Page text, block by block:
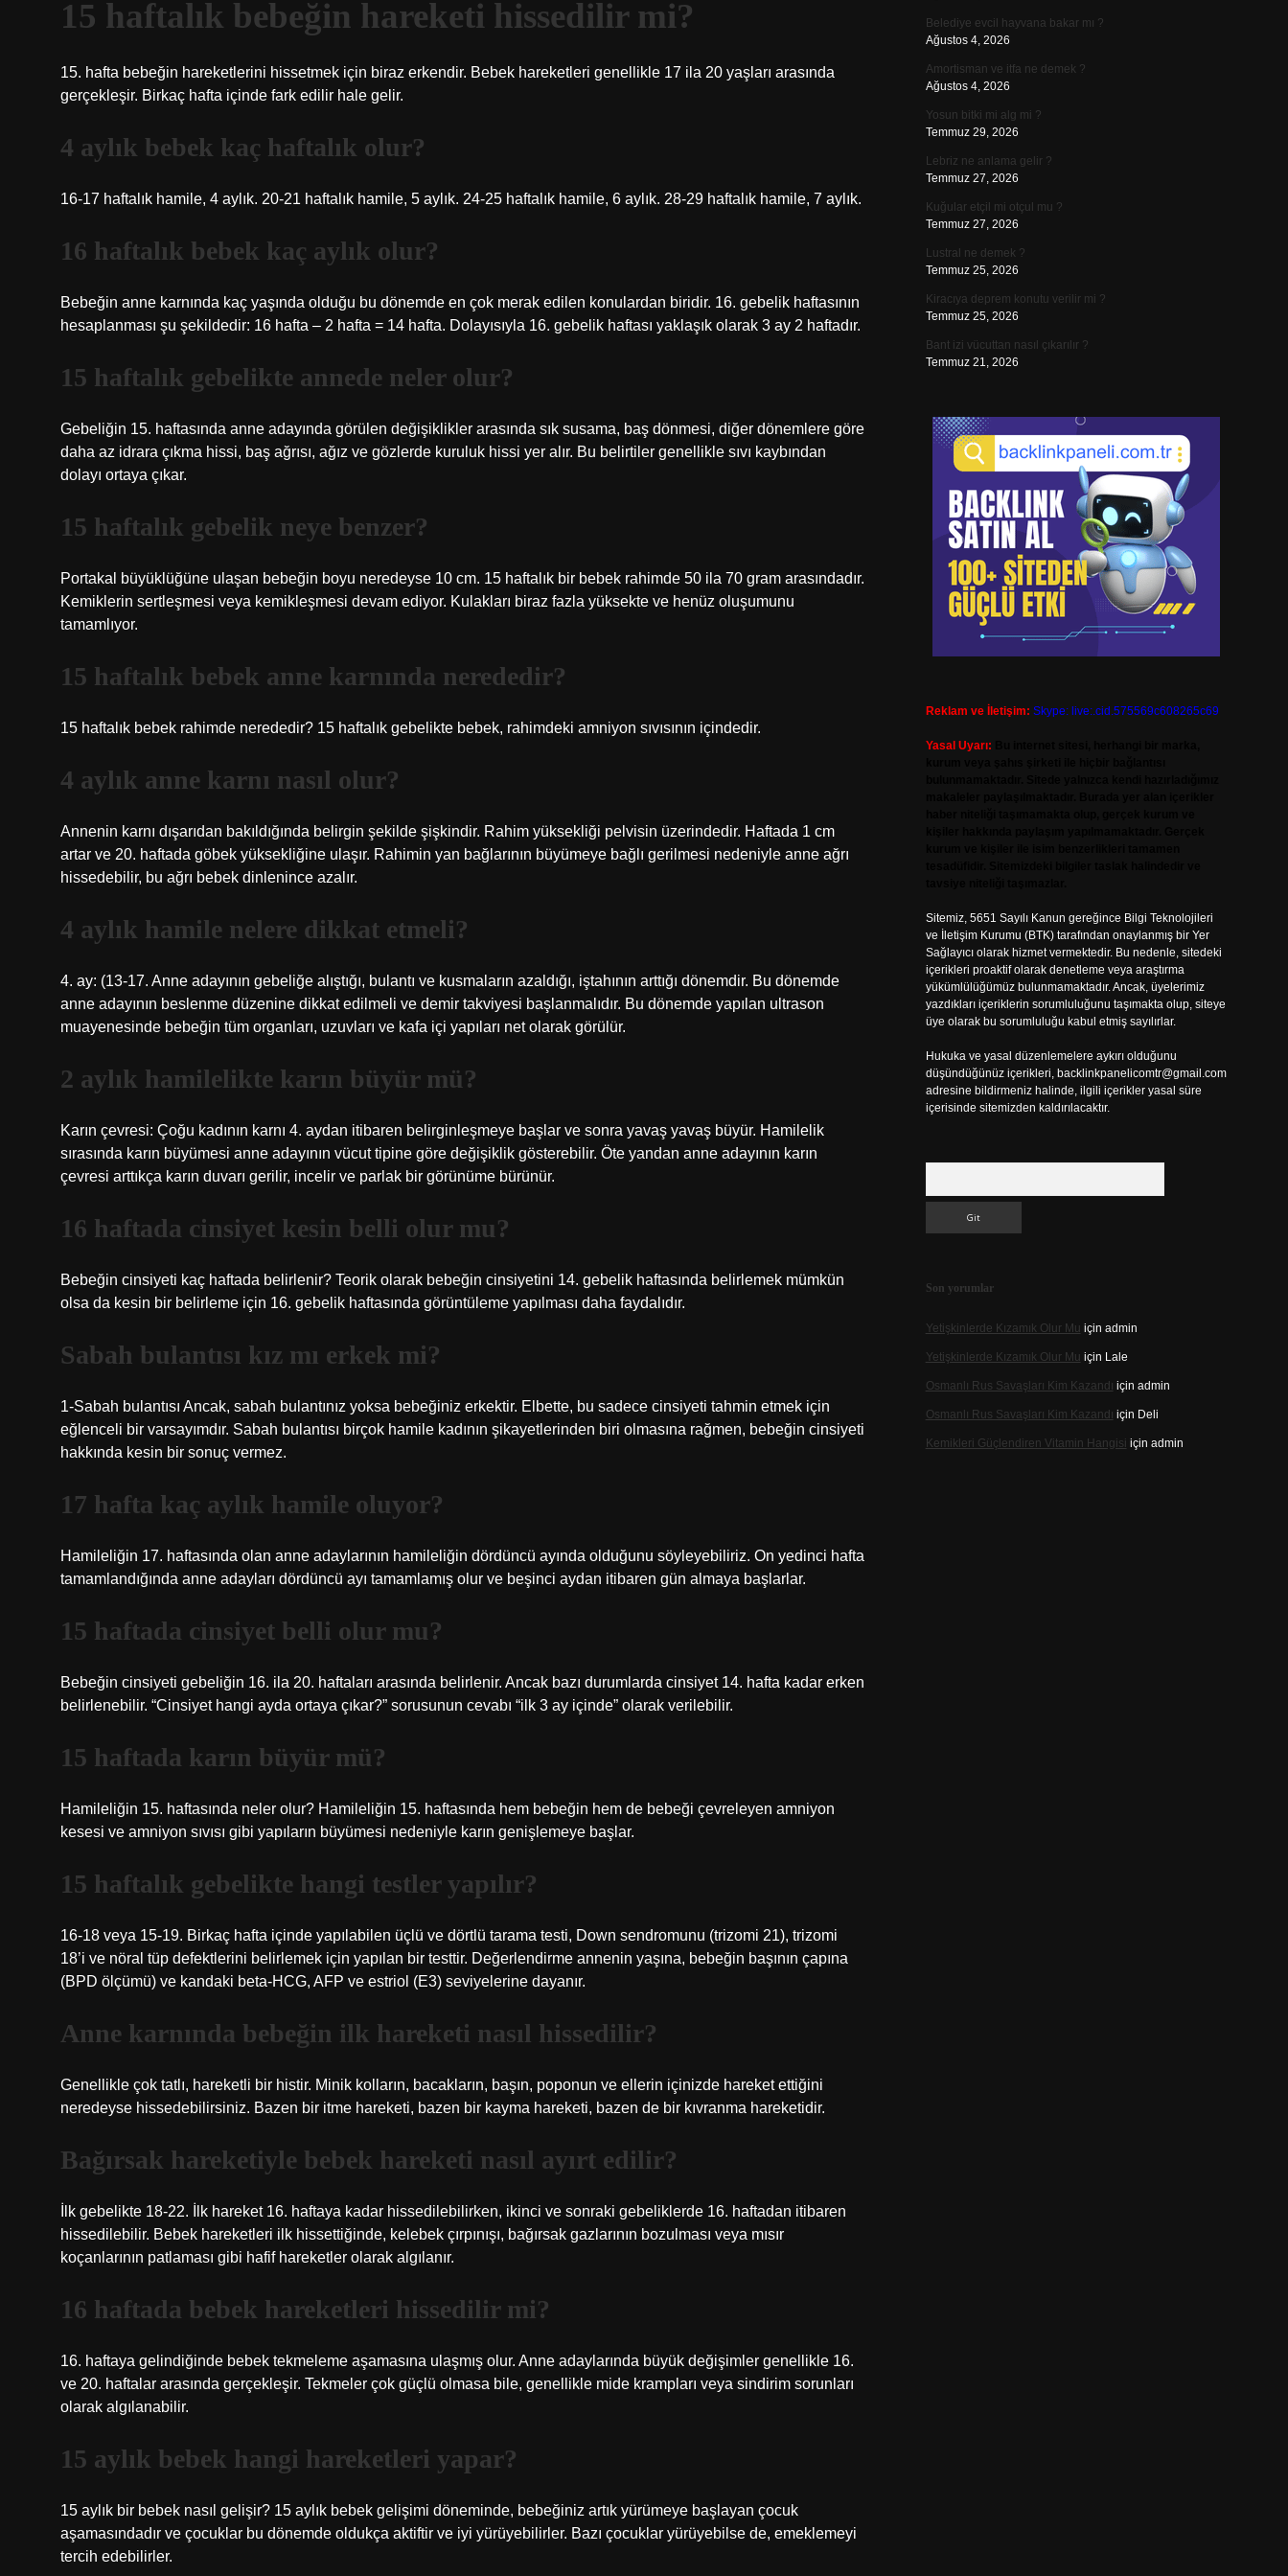
15 haftalık bebeğin hareketi hissedilir mi?
15. hafta bebeğin hareketlerini hissetmek için biraz erkendir. Bebek hareketleri genellikle 17 ila 20 yaşları arasında
gerçekleşir. Birkaç hafta içinde fark edilir hale gelir.
4 aylık bebek kaç haftalık olur?
16-17 haftalık hamile, 4 aylık. 20-21 haftalık hamile, 5 aylık. 24-25 haftalık hamile, 6 aylık. 28-29 haftalık hamile, 7 aylık.
16 haftalık bebek kaç aylık olur?
Bebeğin anne karnında kaç yaşında olduğu bu dönemde en çok merak edilen konulardan biridir. 16. gebelik haftasının
hesaplanması şu şekildedir: 16 hafta – 2 hafta = 14 hafta. Dolayısıyla 16. gebelik haftası yaklaşık olarak 3 ay 2 haftadır.
15 haftalık gebelikte annede neler olur?
Gebeliğin 15. haftasında anne adayında görülen değişiklikler arasında sık susama, baş dönmesi, diğer dönemlere göre
daha az idrara çıkma hissi, baş ağrısı, ağız ve gözlerde kuruluk hissi yer alır. Bu belirtiler genellikle sıvı kaybından
dolayı ortaya çıkar.
15 haftalık gebelik neye benzer?
Portakal büyüklüğüne ulaşan bebeğin boyu neredeyse 10 cm. 15 haftalık bir bebek rahimde 50 ila 70 gram arasındadır.
Kemiklerin sertleşmesi veya kemikleşmesi devam ediyor. Kulakları biraz fazla yüksekte ve henüz oluşumunu
tamamlıyor.
15 haftalık bebek anne karnında nerededir?
15 haftalık bebek rahimde nerededir? 15 haftalık gebelikte bebek, rahimdeki amniyon sıvısının içindedir.
4 aylık anne karnı nasıl olur?
Annenin karnı dışarıdan bakıldığında belirgin şekilde şişkindir. Rahim yüksekliği pelvisin üzerindedir. Haftada 1 cm
artar ve 20. haftada göbek yüksekliğine ulaşır. Rahimin yan bağlarının büyümeye bağlı gerilmesi nedeniyle anne ağrı
hissedebilir, bu ağrı bebek dinlenince azalır.
4 aylık hamile nelere dikkat etmeli?
4. ay: (13-17. Anne adayının gebeliğe alıştığı, bulantı ve kusmaların azaldığı, iştahının arttığı dönemdir. Bu dönemde
anne adayının beslenme düzenine dikkat edilmeli ve demir takviyesi başlanmalıdır. Bu dönemde yapılan ultrason
muayenesinde bebeğin tüm organları, uzuvları ve kafa içi yapıları net olarak görülür.
2 aylık hamilelikte karın büyür mü?
Karın çevresi: Çoğu kadının karnı 4. aydan itibaren belirginleşmeye başlar ve sonra yavaş yavaş büyür. Hamilelik
sırasında karın büyümesi anne adayının vücut tipine göre değişiklik gösterebilir. Öte yandan anne adayının karın
çevresi arttıkça karın duvarı gerilir, incelir ve parlak bir görünüme bürünür.
16 haftada cinsiyet kesin belli olur mu?
Bebeğin cinsiyeti kaç haftada belirlenir? Teorik olarak bebeğin cinsiyetini 14. gebelik haftasında belirlemek mümkün
olsa da kesin bir belirleme için 16. gebelik haftasında görüntüleme yapılması daha faydalıdır.
Sabah bulantısı kız mı erkek mi?
1-Sabah bulantısı Ancak, sabah bulantınız yoksa bebeğiniz erkektir. Elbette, bu sadece cinsiyeti tahmin etmek için
eğlenceli bir varsayımdır. Sabah bulantısı birçok hamile kadının şikayetlerinden biri olmasına rağmen, bebeğin cinsiyeti
hakkında kesin bir sonuç vermez.
17 hafta kaç aylık hamile oluyor?
Hamileliğin 17. haftasında olan anne adaylarının hamileliğin dördüncü ayında olduğunu söyleyebiliriz. On yedinci hafta
tamamlandığında anne adayları dördüncü ayı tamamlamış olur ve beşinci aydan itibaren gün almaya başlarlar.
15 haftada cinsiyet belli olur mu?
Bebeğin cinsiyeti gebeliğin 16. ila 20. haftaları arasında belirlenir. Ancak bazı durumlarda cinsiyet 14. hafta kadar erken
belirlenebilir. “Cinsiyet hangi ayda ortaya çıkar?” sorusunun cevabı “ilk 3 ay içinde” olarak verilebilir.
15 haftada karın büyür mü?
Hamileliğin 15. haftasında neler olur? Hamileliğin 15. haftasında hem bebeğin hem de bebeği çevreleyen amniyon
kesesi ve amniyon sıvısı gibi yapıların büyümesi nedeniyle karın genişlemeye başlar.
15 haftalık gebelikte hangi testler yapılır?
16-18 veya 15-19. Birkaç hafta içinde yapılabilen üçlü ve dörtlü tarama testi, Down sendromunu (trizomi 21), trizomi
18’i ve nöral tüp defektlerini belirlemek için yapılan bir testtir. Değerlendirme annenin yaşına, bebeğin başının çapına
(BPD ölçümü) ve kandaki beta-HCG, AFP ve estriol (E3) seviyelerine dayanır.
Anne karnında bebeğin ilk hareketi nasıl hissedilir?
Genellikle çok tatlı, hareketli bir histir. Minik kolların, bacakların, başın, poponun ve ellerin içinizde hareket ettiğini
neredeyse hissedebilirsiniz. Bazen bir itme hareketi, bazen bir kayma hareketi, bazen de bir kıvranma hareketidir.
Bağırsak hareketiyle bebek hareketi nasıl ayırt edilir?
İlk gebelikte 18-22. İlk hareket 16. haftaya kadar hissedilebilirken, ikinci ve sonraki gebeliklerde 16. haftadan itibaren
hissedilebilir. Bebek hareketleri ilk hissettiğinde, kelebek çırpınışı, bağırsak gazlarının bozulması veya mısır
koçanlarının patlaması gibi hafif hareketler olarak algılanır.
16 haftada bebek hareketleri hissedilir mi?
16. haftaya gelindiğinde bebek tekmeleme aşamasına ulaşmış olur. Anne adaylarında büyük değişimler genellikle 16.
ve 20. haftalar arasında gerçekleşir. Tekmeler çok güçlü olmasa bile, genellikle mide krampları veya sindirim sorunları
olarak algılanabilir.
15 aylık bebek hangi hareketleri yapar?
15 aylık bir bebek nasıl gelişir? 15 aylık bebek gelişimi döneminde, bebeğiniz artık yürümeye başlayan çocuk
aşamasındadır ve çocuklar bu dönemde oldukça aktiftir ve iyi yürüyebilirler. Bazı çocuklar yürüyebilse de, emeklemeyi
tercih edebilirler.
Belediye evcil hayvana bakar mı ?
Ağustos 4, 2026
Amortisman ve itfa ne demek ?
Ağustos 4, 2026
Yosun bitki mi alg mi ?
Temmuz 29, 2026
Lebriz ne anlama gelir ?
Temmuz 27, 2026
Kuğular etçil mi otçul mu ?
Temmuz 27, 2026
Lustral ne demek ?
Temmuz 25, 2026
Kiracıya deprem konutu verilir mi ?
Temmuz 25, 2026
Bant izi vücuttan nasıl çıkarılır ?
Temmuz 21, 2026
Reklam ve İletişim: Skype: live:.cid.575569c608265c69
Yasal Uyarı:
Sitemiz, 5651 Sayılı Kanun gereğince Bilgi Teknolojileri
ve İletişim Kurumu (BTK) tarafından onaylanmış bir Yer
Sağlayıcı olarak hizmet vermektedir. Bu nedenle, sitedeki
içerikleri proaktif olarak denetleme veya araştırma
yükümlülüğümüz bulunmamaktadır. Ancak, üyelerimiz
yazdıkları içeriklerin sorumluluğunu taşımakta olup, siteye
üye olarak bu sorumluluğu kabul etmiş sayılırlar.
Hukuka ve yasal düzenlemelere aykırı olduğunu
düşündüğünüz içerikleri, backlinkpanelicomtr@gmail.com
adresine bildirmeniz halinde, ilgili içerikler yasal süre
içerisinde sitemizden kaldırılacaktır.
Son yorumlar
Yetişkinlerde Kızamık Olur Mu için admin
Yetişkinlerde Kızamık Olur Mu için Lale
Osmanlı Rus Savaşları Kim Kazandı için admin
Osmanlı Rus Savaşları Kim Kazandı için Deli
Kemikleri Güçlendiren Vitamin Hangisi için admin